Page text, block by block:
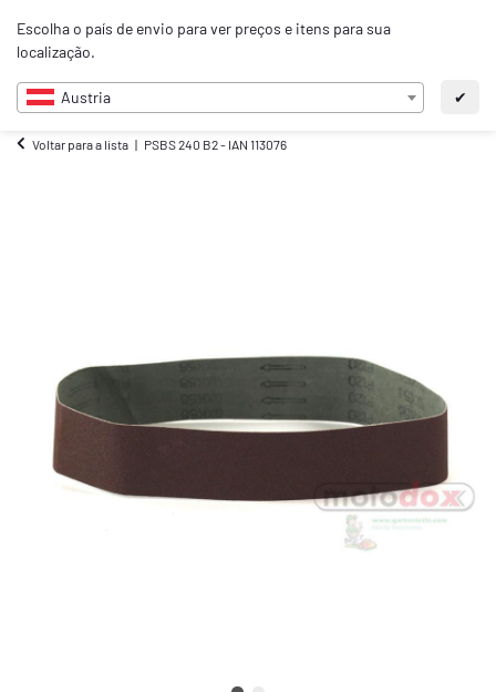
Escolha o país de envio para ver preços e itens para sua
localização.
Austria ✔
PT
Voltar para a lista PSBS 240 B2 - IAN 113076